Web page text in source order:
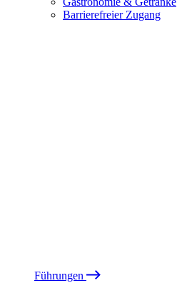
Barrierefreier Zugang
Führungen